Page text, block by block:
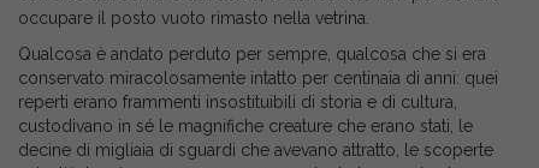
occupare il posto vuoto rimasto nella vetrina.
Qualcosa è andato perduto per sempre, qualcosa che si era
conservato miracolosamente intatto per centinaia di anni: quei
reperti erano frammenti insostituibili di storia e di cultura,
custodivano in sé le magnifiche creature che erano stati, le
decine di migliaia di sguardi che avevano attratto, le scoperte